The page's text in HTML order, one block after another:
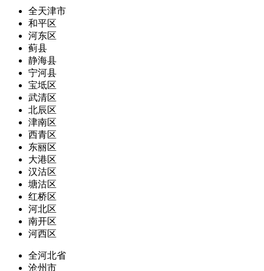
全天津市
和平区
河东区
蓟县
静海县
宁河县
宝坻区
武清区
北辰区
津南区
西青区
东丽区
大港区
汉沽区
塘沽区
红桥区
河北区
南开区
河西区
全河北省
沧州市